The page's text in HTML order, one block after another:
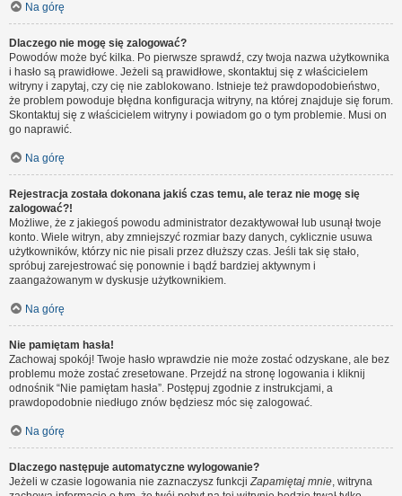
Na górę
Dlaczego nie mogę się zalogować?
Powodów może być kilka. Po pierwsze sprawdź, czy twoja nazwa użytkownika
i hasło są prawidłowe. Jeżeli są prawidłowe, skontaktuj się z właścicielem
witryny i zapytaj, czy cię nie zablokowano. Istnieje też prawdopodobieństwo,
że problem powoduje błędna konfiguracja witryny, na której znajduje się forum.
Skontaktuj się z właścicielem witryny i powiadom go o tym problemie. Musi on
go naprawić.
Na górę
Rejestracja została dokonana jakiś czas temu, ale teraz nie mogę się
zalogować?!
Możliwe, że z jakiegoś powodu administrator dezaktywował lub usunął twoje
konto. Wiele witryn, aby zmniejszyć rozmiar bazy danych, cyklicznie usuwa
użytkowników, którzy nic nie pisali przez dłuższy czas. Jeśli tak się stało,
spróbuj zarejestrować się ponownie i bądź bardziej aktywnym i
zaangażowanym w dyskusje użytkownikiem.
Na górę
Nie pamiętam hasła!
Zachowaj spokój! Twoje hasło wprawdzie nie może zostać odzyskane, ale bez
problemu może zostać zresetowane. Przejdź na stronę logowania i kliknij
odnośnik “Nie pamiętam hasła”. Postępuj zgodnie z instrukcjami, a
prawdopodobnie niedługo znów będziesz móc się zalogować.
Na górę
Dlaczego następuje automatyczne wylogowanie?
Jeżeli w czasie logowania nie zaznaczysz funkcjiZapamiętaj mnie, witryna